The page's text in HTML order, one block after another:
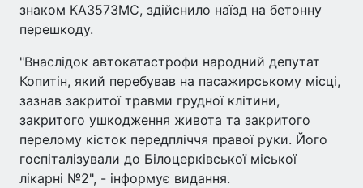
знаком КА3573МС, здійснило наїзд на бетонну
перешкоду.
"Внаслідок автокатастрофи народний депутат
Копитін, який перебував на пасажирському місці,
зазнав закритої травми грудної клітини,
закритого ушкодження живота та закритого
перелому кісток передпліччя правої руки. Його
госпіталізували до Білоцерківської міської
лікарні №2", - інформує видання.